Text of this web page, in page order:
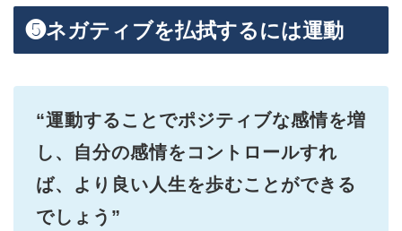
❺ネガティブを払拭するには運動
“運動することでポジティブな感情を増
し、自分の感情をコントロールすれ
ば、より良い人生を歩むことができる
でしょう”